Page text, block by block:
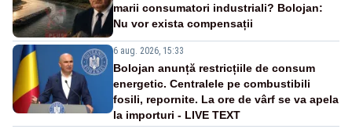
marii consumatori industriali? Bolojan:
Nu vor exista compensații
6 aug. 2026, 15:33
Bolojan anunță restricțiile de consum
energetic. Centralele pe combustibili
fosili, repornite. La ore de vârf se va apela
la importuri - LIVE TEXT